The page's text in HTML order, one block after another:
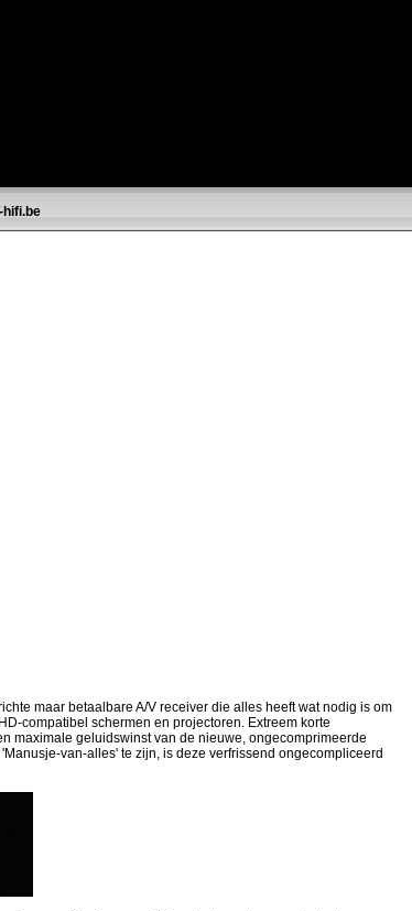
maar betaalbare A/V receiver die alles heeft wat nodig is om
compatibel schermen en projectoren. Extreem korte
maximale geluidswinst van de nieuwe, ongecomprimeerde
van-alles' te zijn, is deze verfrissend ongecompliceerd